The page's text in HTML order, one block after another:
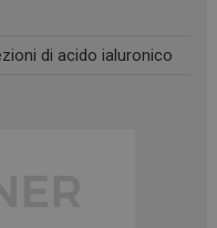
di acido ialuronico